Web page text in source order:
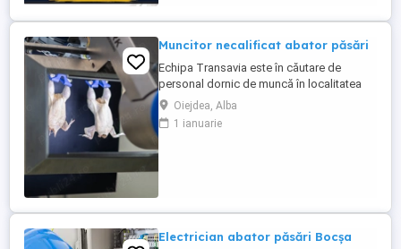
Asigurare Medicală - Concediu Plătit Se ...
Muncitor necalificat abator păsări
Echipa Transavia este în căutare de
personal dornic de muncă în localitatea
Oiejdea, jud. Alba. În acest moment avem
nevoie de personal în cadrul abatorului în
departamentul de rampă. Se lucrează
Oiejdea, Alba
1 ianuarie
Electrician abator păsări Bocșa